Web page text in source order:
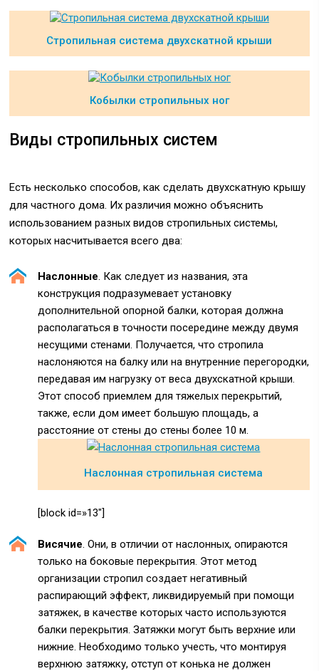
Стропильная система двухскатной крыши
Кобылки стропильных ног
Виды стропильных систем
Есть несколько способов, как сделать двухскатную крышу
для частного дома. Их различия можно объяснить
использованием разных видов стропильных системы,
которых насчитывается всего два:
Наслонные. Как следует из названия, эта
конструкция подразумевает установку
дополнительной опорной балки, которая должна
располагаться в точности посередине между двумя
несущими стенами. Получается, что стропила
наслоняются на балку или на внутренние перегородки,
передавая им нагрузку от веса двухскатной крыши.
Этот способ приемлем для тяжелых перекрытий,
также, если дом имеет большую площадь, а
расстояние от стены до стены более 10 м.
Наслонная стропильная система
[block id=»13″]
Висячие. Они, в отличии от наслонных, опираются
только на боковые перекрытия. Этот метод
организации стропил создает негативный
распирающий эффект, ликвидируемый при помощи
затяжек, в качестве которых часто используются
балки перекрытия. Затяжки могут быть верхние или
нижние. Необходимо только учесть, что монтируя
верхнюю затяжку, отступ от конька не должен